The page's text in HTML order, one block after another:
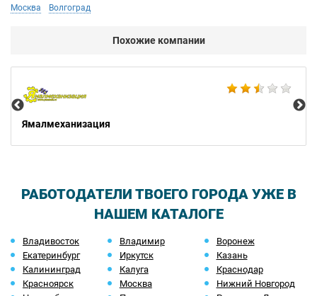
Москва Волгоград
Похожие компании
Ямалмеханизация
РАБОТОДАТЕЛИ ТВОЕГО ГОРОДА УЖЕ В
НАШЕМ КАТАЛОГЕ
Владивосток Владимир
Воронеж
Екатеринбург
Иркутск
Казань
Калининград
Калуга
Краснодар
Красноярск
Москва
Нижний Новгород